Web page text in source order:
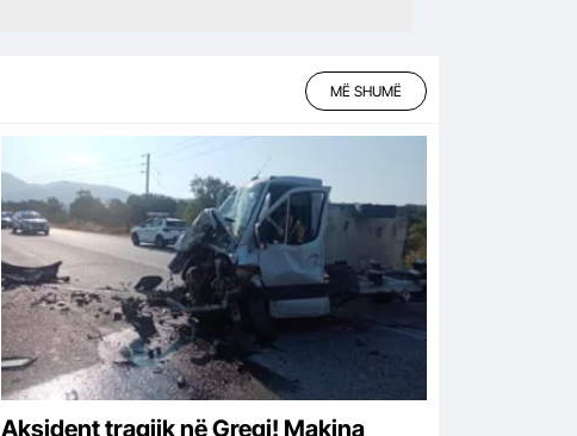
MË SHUMË
Aksident tragjik në Greqi! Makina